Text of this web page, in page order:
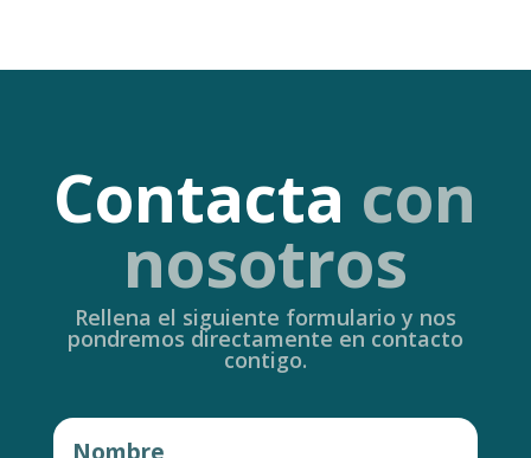
Contacta con
nosotros
Rellena el siguiente formulario y nos
pondremos directamente en contacto
contigo.